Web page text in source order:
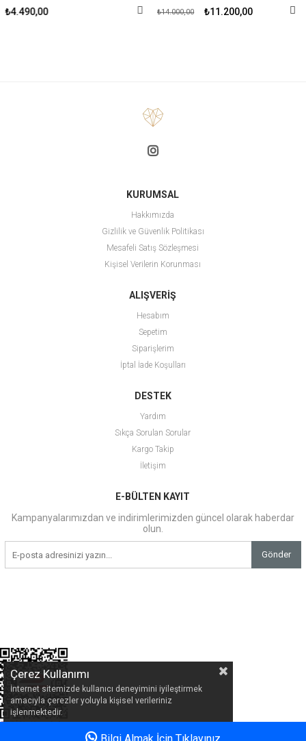
₺4.490,00 ₺11.200,00
₺14.000,00
KURUMSAL
Hakkımızda
Gizlilik ve Güvenlik Politikası
Mesafeli Satış Sözleşmesi
Kişisel Verilerin Korunması
ALIŞVERİŞ
Hesabım
Sepetim
Siparişlerim
İptal İade Koşulları
DESTEK
Yardım
Sıkça Sorulan Sorular
Kargo Takip
İletişim
E-BÜLTEN KAYIT
Kampanyalarımızdan ve indirimlerimizden güncel olarak haberdar
olun.
Gönder
Çerez Kullanımı
İnternet sitemizde kullanıcı deneyimini iyileştirmek
amacıyla çerezler yoluyla kişisel verileriniz
işlenmektedir.